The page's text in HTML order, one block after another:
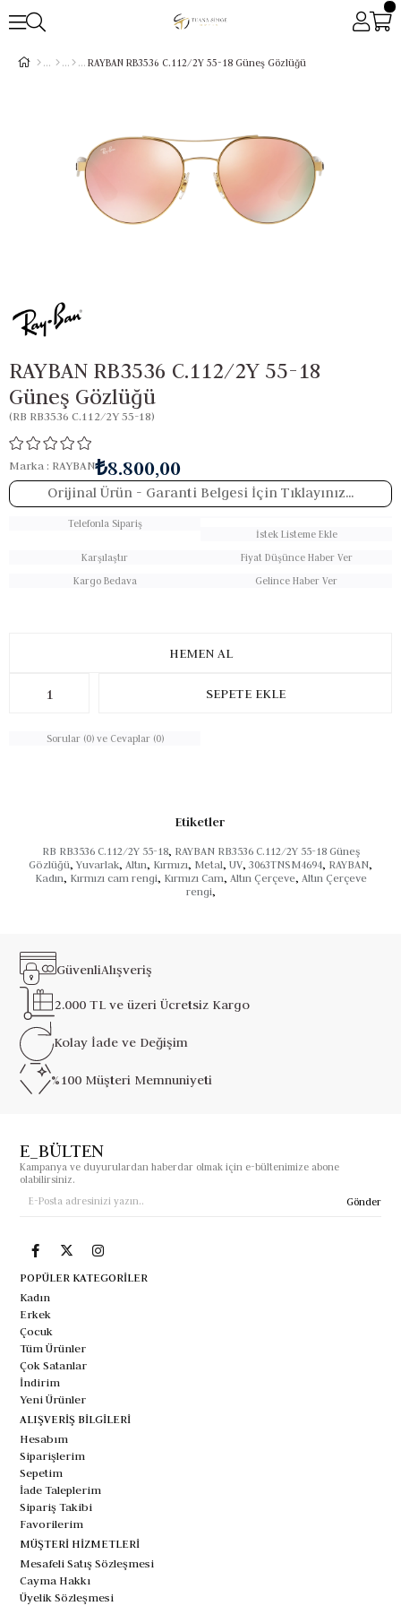
RAYBAN RB3536 C.112/2Y 55-18 Güneş Gözlüğü
RAYBAN RB3536 C.112/2Y 55-18
Güneş Gözlüğü
(RB RB3536 C.112/2Y 55-18)
Marka : RAYBAN₺8.800,00
Orijinal Ürün - Garanti Belgesi İçin Tıklayınız...
Telefonla Sipariş
İstek Listeme Ekle
Karşılaştır
Fiyat Düşünce Haber Ver
Kargo Bedava
Gelince Haber Ver
Sorular (0) ve Cevaplar (0)
Etiketler
RB RB3536 C.112/2Y 55-18, RAYBAN RB3536 C.112/2Y 55-18 Güneş
Gözlüğü, Yuvarlak, Altın, Kırmızı, Metal, UV, 3063TNSM4694, RAYBAN,
Kadın, Kırmızı cam rengi, Kırmızı Cam, Altın Çerçeve, Altın Çerçeve
rengi,
GüvenliAlışveriş
2.000 TL ve üzeriÜcretsiz Kargo
Kolay İade ve Değişim
%100 Müşteri Memnuniyeti
E_BÜLTEN
Kampanya ve duyurulardan haberdar olmak için e-bültenimize abone
olabilirsiniz.
Gönder
POPÜLER KATEGORİLER
Kadın
Erkek
Çocuk
Tüm Ürünler
Çok Satanlar
İndirim
Yeni Ürünler
ALIŞVERİŞ BİLGİLERİ
Hesabım
Siparişlerim
Sepetim
İade Taleplerim
Sipariş Takibi
Favorilerim
MÜŞTERİ HİZMETLERİ
Mesafeli Satış Sözleşmesi
Cayma Hakkı
Üyelik Sözleşmesi